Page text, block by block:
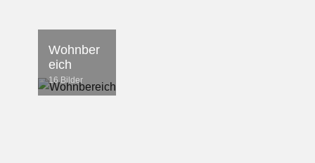
Wohnber
eich
16 Bilder